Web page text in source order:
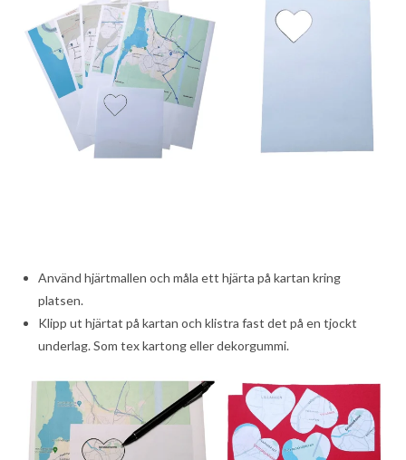
Använd hjärtmallen och måla ett hjärta på kartan kring
platsen.
Klipp ut hjärtat på kartan och klistra fast det på en tjockt
underlag. Som tex kartong eller dekorgummi.